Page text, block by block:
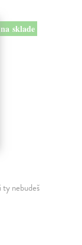
na sklade
ty nebudeš